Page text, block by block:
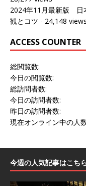
2024年11月最新版 日
観とコツ - 24,148 views
ACCESS COUNTER
総閲覧数:
今日の閲覧数:
総訪問者数:
今日の訪問者数:
昨日の訪問者数:
現在オンライン中の人
今週の人気記事はこち